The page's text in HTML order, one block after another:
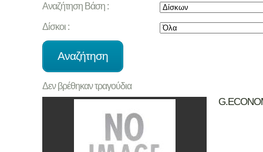
Αναζήτηση Βάση :
Δίσκοι :
Δεν βρέθηκαν τραγούδια